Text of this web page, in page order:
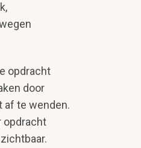
opdracht
door
af te wenden.
opdracht